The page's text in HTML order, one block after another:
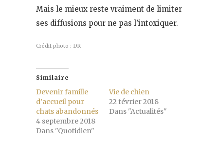
Mais le mieux reste vraiment de limiter
ses diffusions pour ne pas l’intoxiquer.
Crédit photo : DR
Similaire
Devenir famille
d’accueil pour
chats abandonnés
4 septembre 2018
Dans "Quotidien"
Vie de chien
22 février 2018
Dans "Actualités"